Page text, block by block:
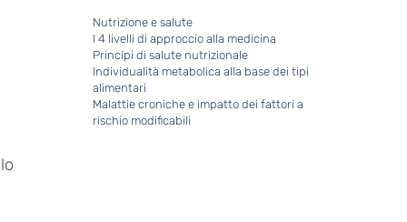
Nutrizione e salute
I 4 livelli di approccio alla medicina
Principi di salute nutrizionale
Individualità metabolica alla base dei tipi
alimentari
Malattie croniche e impatto dei fattori a
rischio modificabili